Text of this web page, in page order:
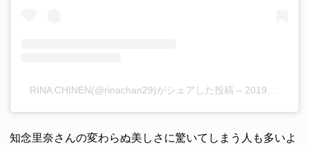
RINA CHINEN(@rinachan29)がシェアした投稿 – 2019年 8月月21日午前3時36分PDT
知念里奈さんの変わらぬ美しさに驚いてしまう人も多いよ